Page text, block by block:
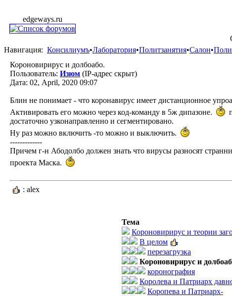
edgeways.ru
Навигация: Консилиумъ•Лаборатория•Политзанятия•Салон•
Короновирирус и долбоабо.
Пользователь: Изюм (IP-адрес скрыт)
Дата: 02, April, 2020 09:07
Блин не понимает - что коронавирус имеет дистанционное
Активировать его можно через код-команду в 5ж дипазоне.
достаточно узконаправленно и сегментировано.
Ну раз можно включить -то можно и выключить.
-------------
Причем г-н Абодолбо должен знать что вирусы разносят
проекта Маска.
: alex
Тема
Короновирирус и теории
В целом
перезагрузка
Короновирирус и
коронография
Королева и Патриарх
Коропева и Патриарх-